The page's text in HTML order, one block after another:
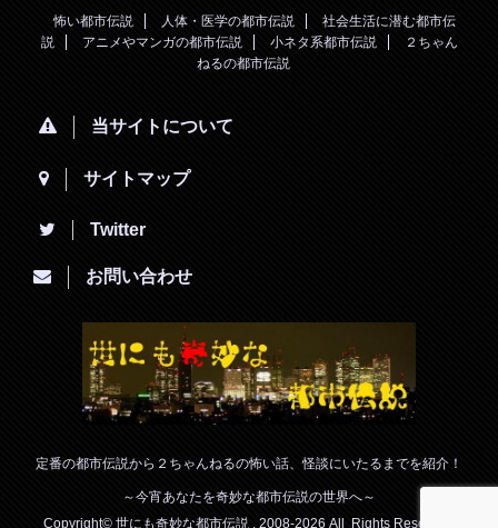
怖い都市伝説 人体・医学の都市伝説
社会生活に潜む都市伝
説
アニメやマンガの都市伝説 小ネタ系都市伝説
２ちゃん
ねるの都市伝説
当サイトについて
サイトマップ
Twitter
お問い合わせ
定番の都市伝説から２ちゃんねるの怖い話、怪談にいたるまでを紹介！
～今宵あなたを奇妙な都市伝説の世界へ～
Copyright© 世にも奇妙な都市伝説 , 2008-2026 All Rights Reserved.